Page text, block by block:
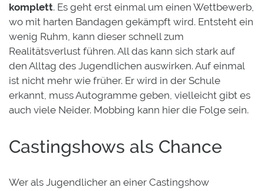
komplett. Es geht erst einmal um einen Wettbewerb,
wo mit harten Bandagen gekämpft wird. Entsteht ein
wenig Ruhm, kann dieser schnell zum
Realitätsverlust führen. All das kann sich stark auf
den Alltag des Jugendlichen auswirken. Auf einmal
ist nicht mehr wie früher. Er wird in der Schule
erkannt, muss Autogramme geben, vielleicht gibt es
auch viele Neider. Mobbing kann hier die Folge sein.
Castingshows als Chance
Wer als Jugendlicher an einer Castingshow